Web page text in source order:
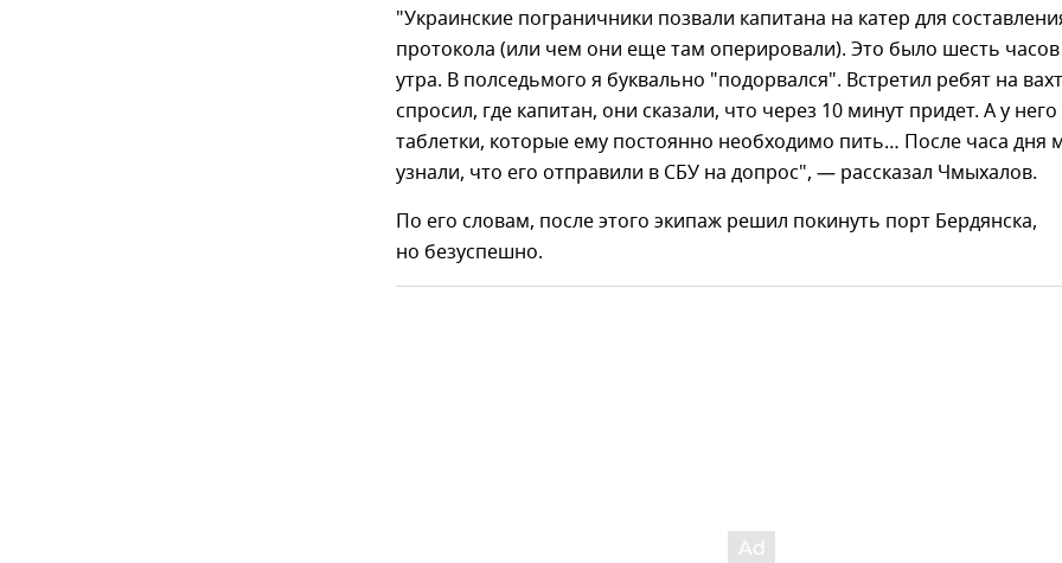
"Украинские пограничники позвали капитана на катер для
протокола (или чем они еще там оперировали). Это было шесть часов
утра. В полседьмого я буквально "подорвался". Встретил ребят на
спросил, где капитан, они сказали, что через 10 минут придет. А у него
таблетки, которые ему постоянно необходимо пить… После часа дня
узнали, что его отправили в СБУ на допрос", — рассказал Чмыхалов.
По его словам, после этого экипаж решил покинуть порт Бердянска,
но безуспешно.